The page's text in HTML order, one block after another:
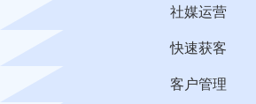
社媒运营
快速获客
客户管理